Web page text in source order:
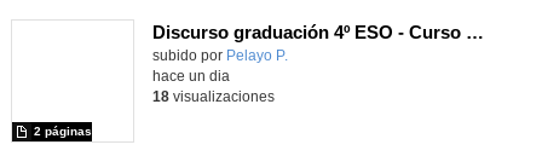
Discurso graduación 4º ESO - Curso 25/26
subido por Pelayo P.
2 páginas
hace un dia
18visualizaciones